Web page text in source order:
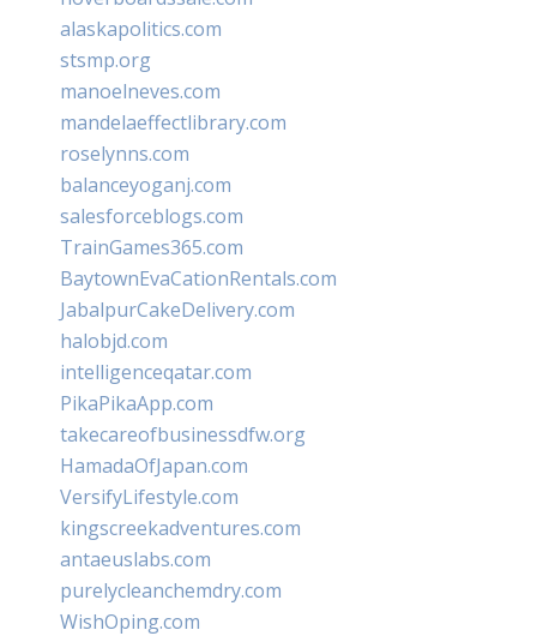
alaskapolitics.com
stsmp.org
manoelneves.com
mandelaeffectlibrary.com
roselynns.com
balanceyoganj.com
salesforceblogs.com
TrainGames365.com
BaytownEvaCationRentals.com
JabalpurCakeDelivery.com
halobjd.com
intelligenceqatar.com
PikaPikaApp.com
takecareofbusinessdfw.org
HamadaOfJapan.com
VersifyLifestyle.com
kingscreekadventures.com
antaeuslabs.com
purelycleanchemdry.com
WishOping.com